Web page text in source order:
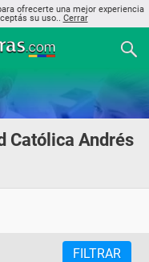
ofrecerte una mejor experiencia
su uso.. Cerrar
Católica Andrés
FILTRAR